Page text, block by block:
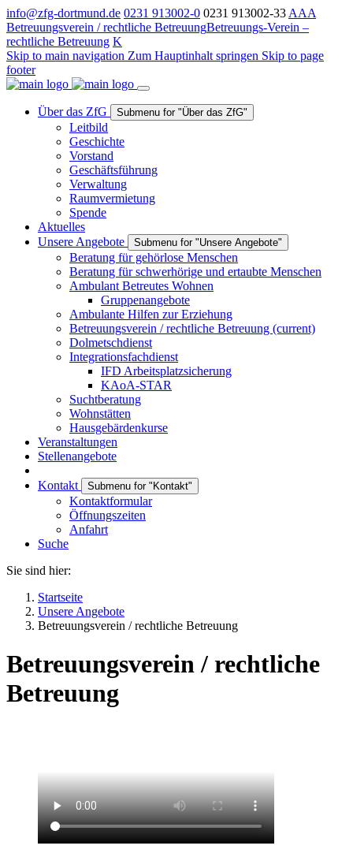
info@zfg-dortmund.de 0231 913002-0 0231 913002-33 AAA
Betreuungsverein / rechtliche BetreuungBetreuungs-Verein –
rechtliche Betreuung K
Skip to main navigation Zum Hauptinhalt springen Skip to page
footer
Über das ZfG Submenu for "Über das ZfG"
Leitbild
Geschichte
Vorstand
Geschäftsführung
Verwaltung
Raumvermietung
Spende
Aktuelles
Unsere Angebote
Submenu for "Unsere Angebote"
Beratung für gehörlose Menschen
Beratung für schwerhörige und ertaubte Menschen
Ambulant Betreutes Wohnen
Gruppenangebote
Ambulante Hilfen zur Erziehung
Betreuungsverein / rechtliche Betreuung (current)
Dolmetschdienst
Integrationsfachdienst
IFD Arbeitsplatzsicherung
KAoA-STAR
Suchtberatung
Wohnstätten
Hausgebärdenkurse
Veranstaltungen
Stellenangebote
Kontakt Submenu for "Kontakt"
Kontaktformular
Öffnungszeiten
Anfahrt
Suche
Sie sind hier:
Startseite
Unsere Angebote
Betreuungsverein / rechtliche Betreuung
Betreuungsverein / rechtliche
Betreuung